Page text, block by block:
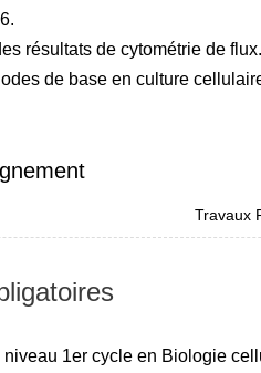
résultats de cytométrie de flux.
de base en culture
Travaux
1er cycle en Biologie